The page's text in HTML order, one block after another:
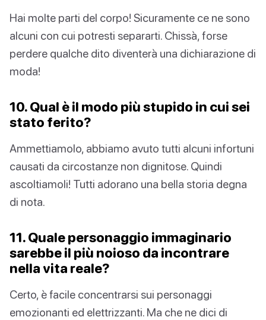
Hai molte parti del corpo! Sicuramente ce ne sono
alcuni con cui potresti separarti. Chissà, forse
perdere qualche dito diventerà una dichiarazione di
moda!
10. Qual è il modo più stupido in cui sei
stato ferito?
Ammettiamolo, abbiamo avuto tutti alcuni infortuni
causati da circostanze non dignitose. Quindi
ascoltiamoli! Tutti adorano una bella storia degna
di nota.
11. Quale personaggio immaginario
sarebbe il più noioso da incontrare
nella vita reale?
Certo, è facile concentrarsi sui personaggi
emozionanti ed elettrizzanti. Ma che ne dici di